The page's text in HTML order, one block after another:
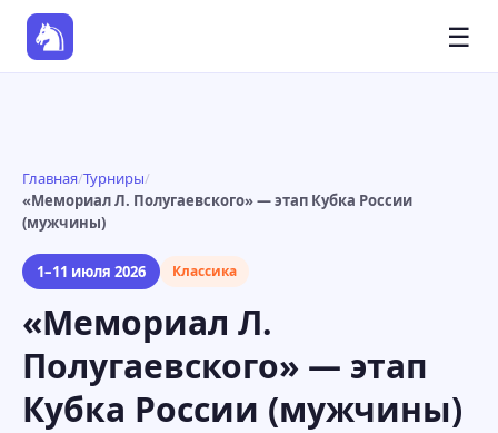
☰
Главная/Турниры/
«Мемориал Л. Полугаевского» — этап Кубка России
(мужчины)
1–11 июля 2026 Классика
«Мемориал Л.
Полугаевского» — этап
Кубка России (мужчины)